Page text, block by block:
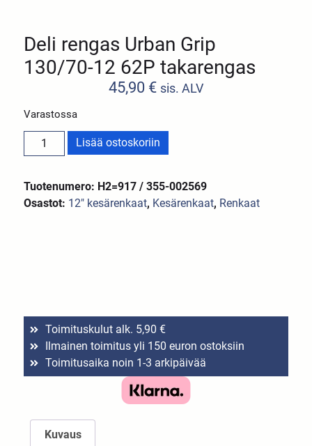
Deli rengas Urban Grip
130/70-12 62P takarengas
45,90 € sis. ALV
Varastossa
Lisää ostoskoriin
Tuotenumero: H2=917 / 355-002569
Osastot: 12″ kesärenkaat, Kesärenkaat, Renkaat
Toimituskulut alk. 5,90 €
Ilmainen toimitus yli 150 euron ostoksiin
Toimitusaika noin 1-3 arkipäivää
Kuvaus